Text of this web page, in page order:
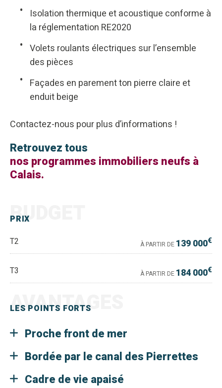
Isolation thermique et acoustique conforme à
la réglementation RE2020
Volets roulants électriques sur l’ensemble
des pièces
Façades en parement ton pierre claire et
enduit beige
Contactez-nous pour plus d’informations !
Retrouvez tous
nos programmes immobiliers neufs à
Calais.
PRIX
BUDGET
T2 À PARTIR DE 139 000€
T3 À PARTIR DE 184 000€
LES POINTS FORTS
AVANTAGES
Proche front de mer
Bordée par le canal des Pierrettes
Cadre de vie apaisé